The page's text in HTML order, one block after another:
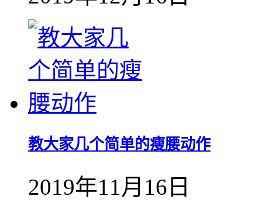
教大家几个简单的瘦腰动作
2019年11月16日